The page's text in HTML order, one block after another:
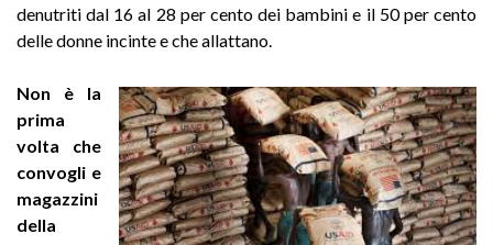
denutriti dal 16 al 28 per cento dei bambini e il 50 per cento
delle donne incinte e che allattano.
Non è la
prima
volta che
convogli e
magazzini
della